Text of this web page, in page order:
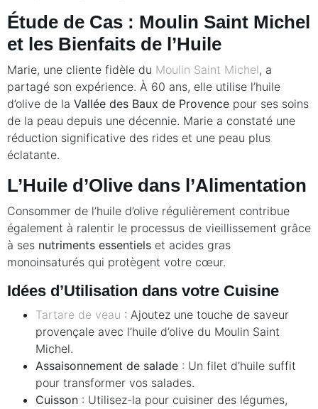
Étude de Cas : Moulin Saint Michel
et les Bienfaits de l’Huile
Marie, une cliente fidèle du Moulin Saint Michel, a
partagé son expérience. À 60 ans, elle utilise l’huile
d’olive de la Vallée des Baux de Provence pour ses soins
de la peau depuis une décennie. Marie a constaté une
réduction significative des rides et une peau plus
éclatante.
L’Huile d’Olive dans l’Alimentation
Consommer de l’huile d’olive régulièrement contribue
également à ralentir le processus de vieillissement grâce
à ses nutriments essentiels et acides gras
monoinsaturés qui protègent votre cœur.
Idées d’Utilisation dans votre Cuisine
Tartare de veau : Ajoutez une touche de saveur
provençale avec l’huile d’olive du Moulin Saint
Michel.
Assaisonnement de salade : Un filet d’huile suffit
pour transformer vos salades.
Cuisson : Utilisez-la pour cuisiner des légumes,